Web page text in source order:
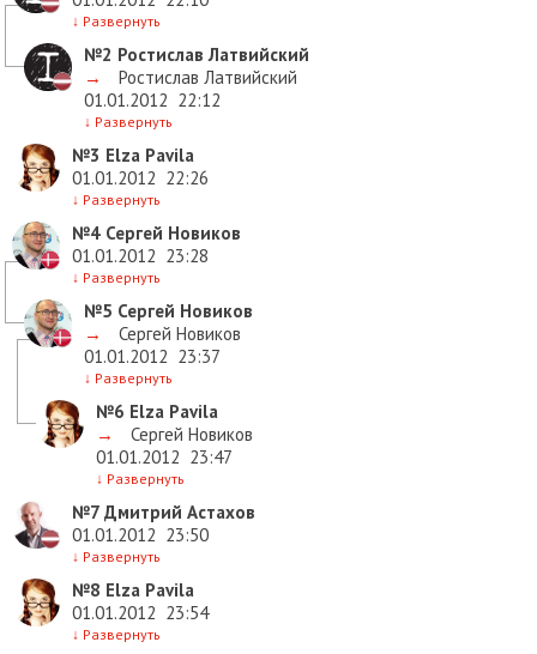
↓ Развернуть
№2 Ростислав Латвийский
→
Ростислав Латвийский
01.01.2012 22:12
↓ Развернуть
№3 Elza Pavila
01.01.2012 22:26
↓ Развернуть
№4 Сергей Новиков
01.01.2012 23:28
↓ Развернуть
№5 Сергей Новиков
→
Сергей Новиков
01.01.2012 23:37
↓ Развернуть
№6 Elza Pavila
→
Сергей Новиков
01.01.2012 23:47
↓ Развернуть
№7 Дмитрий Астахов
01.01.2012 23:50
↓ Развернуть
№8 Elza Pavila
01.01.2012 23:54
↓ Развернуть